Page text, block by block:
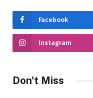
Facebook
Instagram
Don't Miss